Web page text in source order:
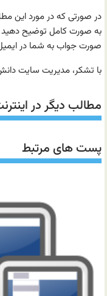
در صورتی که در مورد این
صورت جواب به شما در
با تشکر، مدیریت سایت
مطالب دیگر در
پست های مرتبط